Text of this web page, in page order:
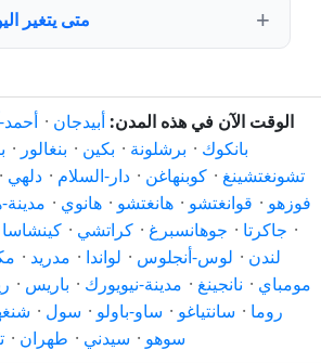
متى يتغير
الوقت الآن في هذه المدن: أبيدجان · أحمد-
بانكوك · برشلونة · بكين · بنغالور ·
تشونغتشينغ · كوبنهاغن · دار-السلام · دلهي ·
فوزهو · قوانغتشو · هانغتشو · هانوي ·
· جاكرتا · جوهانسبرغ · كراتشي · كينشاسا
لندن · لوس-أنجلوس · لواندا · مدريد ·
مومباي · نانجينغ · مدينة-نيويورك · باريس ·
روما · سانتياغو · ساو-باولو · سول ·
سوهو · سيدني · طهران ·